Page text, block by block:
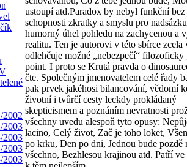
ustoupí atd.Paradox by nebyl funkční bez
schopnosti zkratky a smyslu pro
humorný úhel pohledu na zachycenou a
realitu. Ten je autorovi v této sbírce zcela
odlehčuje možné „nebezpečí“ filozoficky
point. I proto se Krutá pravda o
čte. Společným jmenovatelem celé řady
pak prvek jakéhosi bilancování, vědomí
životní i tvůrčí cesty leckdy prokládaný
skepticismem a poznáním nevratnosti
všechny uvedu alespoň tyto opusy:
lacino, Celý život, Zač je toho loket,
po krku, Den po dni, Jednou bude pozdě
všechno, Bezhlesou krajinou atd. Patří ve